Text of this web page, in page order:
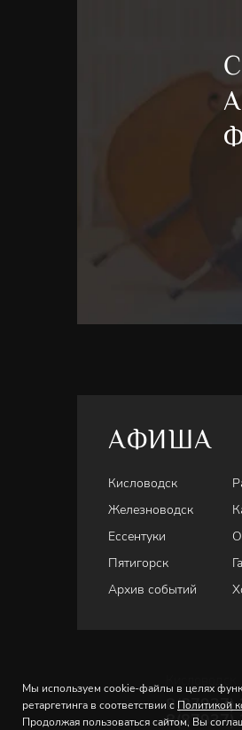
АФИША
Кисловодск
Железноводск
Ессентуки
Пятигорск
Архив событий
Кисловодск
8(87937)
Мы используем cookie-файлы в целях
ретаргетинга в соответствии с Политикой
Продолжая пользоваться сайтом, Вы